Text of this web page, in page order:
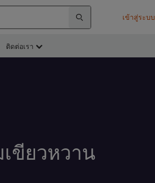
เข้าสู่ระบบ
ติดต่อเรา
ขียวหวาน